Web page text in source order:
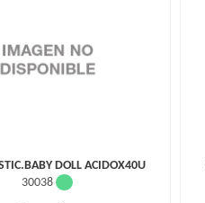
DOLL ACIDOX40U
30038